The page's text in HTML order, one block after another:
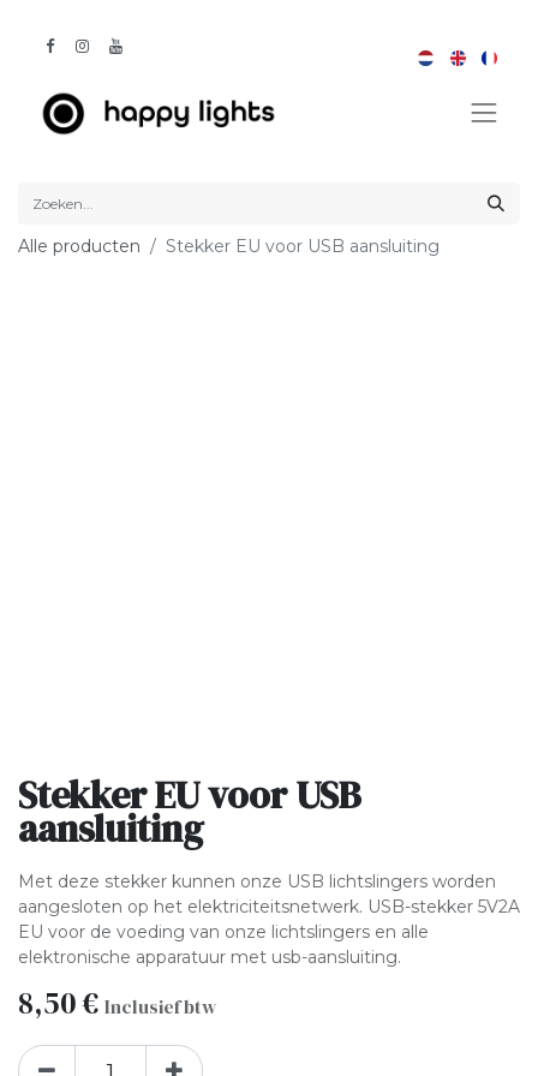
Alle producten Stekker EU voor USB aansluiting
Stekker EU voor USB
aansluiting
Met deze stekker kunnen onze USB lichtslingers worden
aangesloten op het elektriciteitsnetwerk. USB-stekker 5V2A
EU voor de voeding van onze lichtslingers en alle
elektronische apparatuur met usb-aansluiting.
8,50€ Inclusief btw